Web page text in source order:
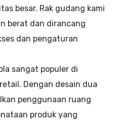
besar. Rak gudang kami
berat dan dirancang
dan pengaturan
sangat populer di
Dengan desain dua
penggunaan ruang
produk yang